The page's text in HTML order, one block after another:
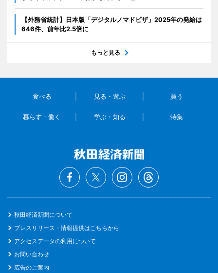
【外務省統計】日本版「デジタルノマドビザ」2025年の発給は
646件、前年比2.5倍に
もっと見る
食べる 見る・遊ぶ 買う
暮らす・働く 学ぶ・知る 特集
秋田経済新聞について
プレスリリース・情報提供はこちらから
アクセスデータの利用について
お問い合わせ
広告のご案内